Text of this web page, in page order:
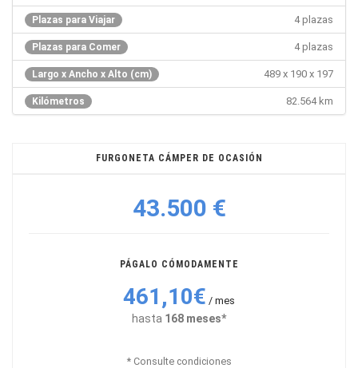
Plazas para Viajar 4 plazas
Plazas para Comer 4 plazas
Largo x Ancho x Alto (cm) 489 x 190 x 197
Kilómetros 82.564 km
FURGONETA CÁMPER DE OCASIÓN
43.500 €
PÁGALO CÓMODAMENTE
461,10€ / mes
hasta 168 meses*
* Consulte condiciones